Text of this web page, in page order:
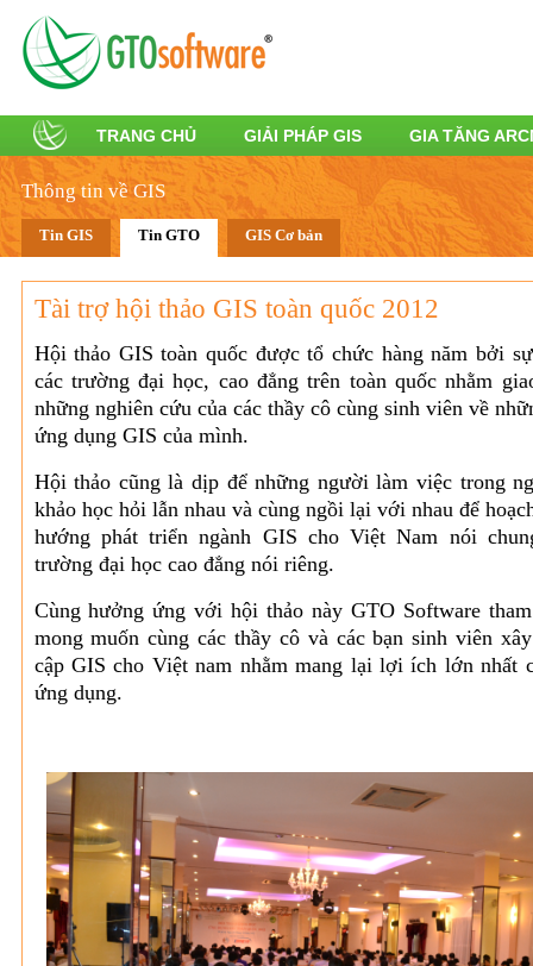
TRANG CHỦ GIẢI PHÁP GIS GIA TĂNG
Thông tin về GIS
Tin GIS Tin GTO GIS Cơ bản
Tài trợ hội thảo GIS toàn quốc 2012
Hội thảo GIS toàn quốc được tổ chức hàng năm bởi
các trường đại học, cao đẳng trên toàn quốc nhằm
những nghiên cứu của các thầy cô cùng sinh viên về
ứng dụng GIS của mình.
Hội thảo cũng là dịp để những người làm việc trong
khảo học hỏi lẫn nhau và cùng ngồi lại với nhau để
hướng phát triển ngành GIS cho Việt Nam nói
trường đại học cao đẳng nói riêng.
Cùng hưởng ứng với hội thảo này GTO Software
mong muốn cùng các thầy cô và các bạn sinh viên
cập GIS cho Việt nam nhằm mang lại lợi ích lớn nhất
ứng dụng.